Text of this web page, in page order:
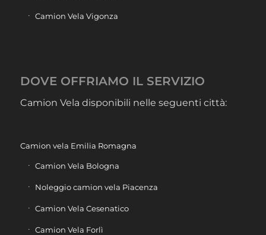
Camion Vela Vigonza
DOVE OFFRIAMO IL SERVIZIO
Camion Vela disponibili nelle seguenti città:
Camion vela Emilia Romagna
Camion Vela Bologna
Noleggio camion vela Piacenza
Camion Vela Cesenatico
Camion Vela Forlì